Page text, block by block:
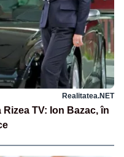
Realitatea.NET
TV: Ion Bazac, în